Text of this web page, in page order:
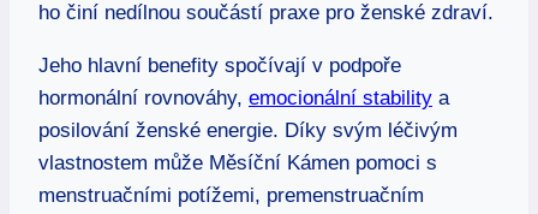
ho činí nedílnou součástí praxe pro ženské zdraví.
Jeho hlavní benefity spočívají v podpoře
hormonální rovnováhy, emocionální stability a
posilování ženské energie. Díky svým léčivým
vlastnostem může Měsíční Kámen pomoci s
menstruačními potížemi, premenstruačním